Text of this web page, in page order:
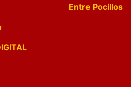
Entre Pocillos